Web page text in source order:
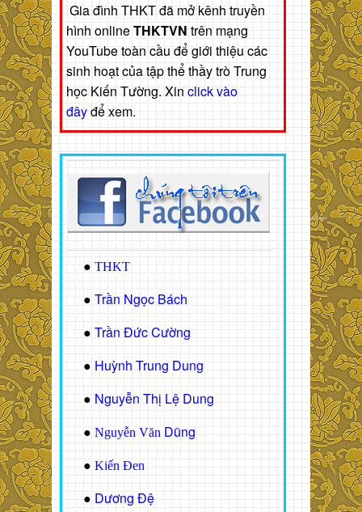
Gia đình THKT đã mở kênh truyền
hình onlineTHKTVN trên mạng
YouTube toàn cầu để giới thiệu các
sinh hoạt của tập thể thầy trò Trung
học Kiến Tường. Xin click vào
đâyđể xem.
● THKT
● Trần Ngọc Bách
● Trần Đức Cường
● Huỳnh Trung Dung
● Nguyễn Thị Lệ Dung
● Nguyễn Văn Dũng
● Kiến Đen
● Dương Đệ